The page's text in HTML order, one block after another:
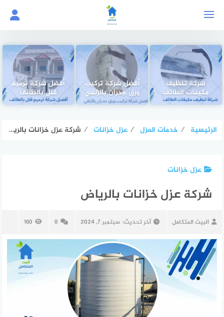
شركة تنظيف
مكيفات الطائف
أفضل شركة تركيب
ورق جدران بالزلفي
أفضل شركة ترميم
فلل بالطائف
الرئيسية ⁄ خدمات العزل ⁄ عزل خزانات ⁄ شركة عزل خزانات بالرياض
عزل خزانات
شركة عزل خزانات بالرياض
البيت المتكامل آخر تحديث: سبتمبر 7, 2024 0
160